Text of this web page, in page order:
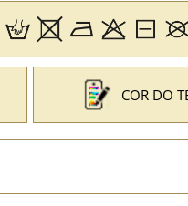
COR DO